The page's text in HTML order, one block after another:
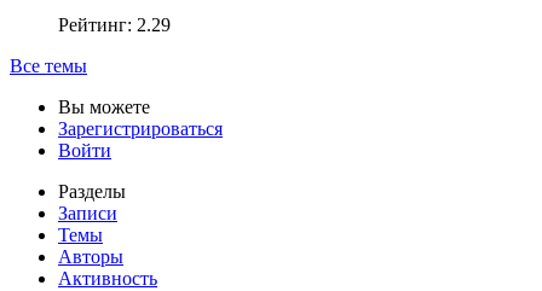
Рейтинг: 2.29
Все темы
Вы можете
Зарегистрироваться
Войти
Разделы
Записи
Темы
Авторы
Активность